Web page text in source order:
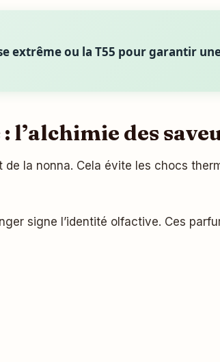
extrême ou la T55 pour garantir
l’alchimie des
la nonna. Cela évite les chocs
signe l’identité olfactive. Ces